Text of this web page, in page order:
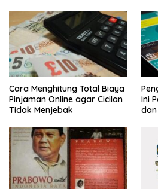
Cara Menghitung Total Biaya
Pinjaman Online agar Cicilan
Tidak Menjebak
Ini